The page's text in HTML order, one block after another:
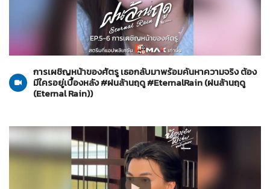
ฝนล้านฤดู (Eternal Rain)
การเผชิญหน้าของศัตรู เธอกลับมาพร้อมค้นหาความจริง ต้อง
มีใครอยู่เบื้องหลัง #ฝนล้านฤดู #EternalRain (ฝนล้านฤดู
(Eternal Rain))